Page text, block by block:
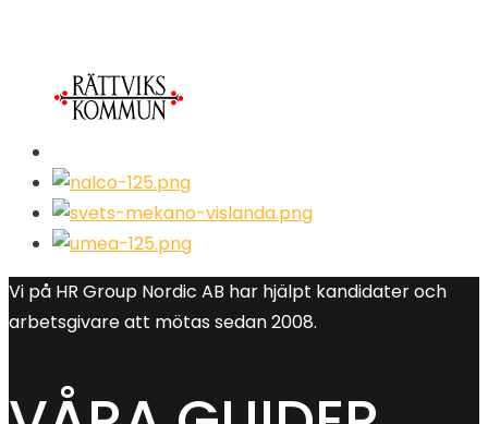
Vi på HR Group Nordic AB har hjälpt kandidater och
arbetsgivare att mötas sedan 2008.